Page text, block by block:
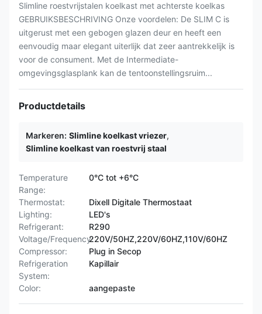
Slimline roestvrijstalen koelkast met achterste koelkas
GEBRUIKSBESCHRIVING Onze voordelen: De SLIM C is
uitgerust met een gebogen glazen deur en heeft een
eenvoudig maar elegant uiterlijk dat zeer aantrekkelijk is
voor de consument. Met de Intermediate-
omgevingsglasplank kan de tentoonstellingsruim...
Productdetails
Markeren: Slimline koelkast vriezer,
Slimline koelkast van roestvrij staal
Temperature
Range:
0°C tot +6°C
Thermostat:
Dixell Digitale Thermostaat
Lighting:
LED's
Refrigerant:
R290
Voltage/Frequency:220V/50HZ,220V/60HZ,110V/60HZ
Compressor:
Plug in Secop
Refrigeration
System:
Kapillair
Color: aangepaste